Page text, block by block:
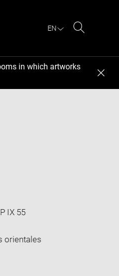
EN
in which artworks
IX 55
orientales